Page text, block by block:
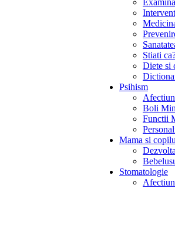
Stiati
Diete si
Psihism
Boli
Functii
Mama si
Stomatologie